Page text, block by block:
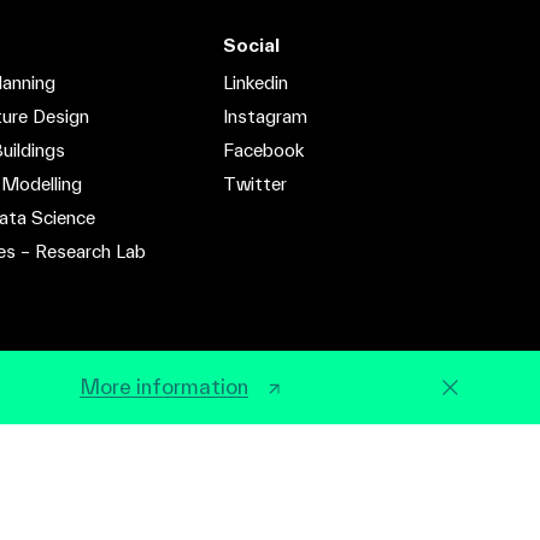
Design
Science
– Research Lab
Social
Linkedin
Instagram
Facebook
Twitter
More information